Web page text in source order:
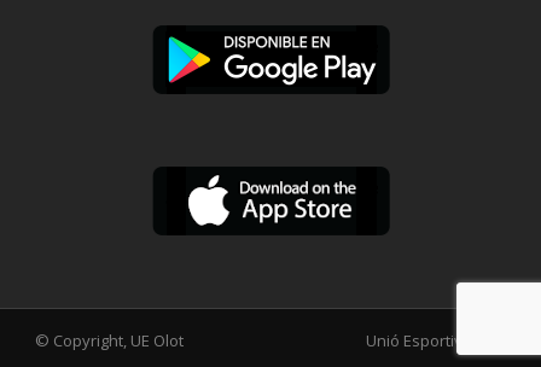
© Copyright, UE Olot Unió Esportiva Olot